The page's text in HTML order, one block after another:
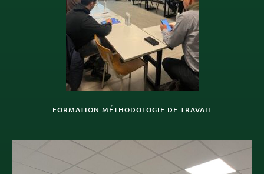
FORMATION MÉTHODOLOGIE DE TRAVAIL